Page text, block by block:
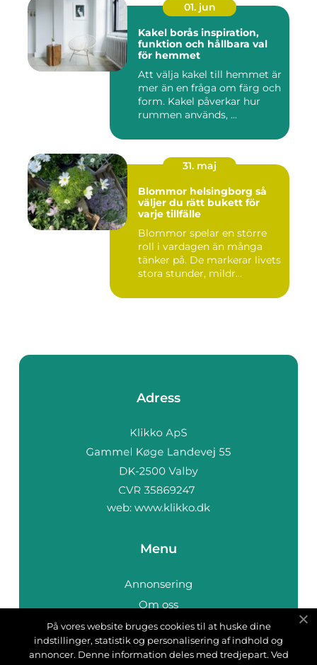
01. jun
Kakel borås inspiration,
funktion och hållbara val
för hemmet
Att välja kakel till hemmet är
mer än en fråga om färg och
form. Kakel påverkar hur
rummen används, ...
31. maj
Blommor helsingborg så
väljer du rätt bukett för
varje tillfälle
Blommor spelar en större
roll i vardagen än många
tänker på. De markerar livets
stora stunder, mildr...
Adress
web: www.klikko.dk
Menu
Annonsering
Om oss
Cookies
Kontakta oss
På vores website bruges cookies til at huske dine
indstillinger, statistik og personalisering af indhold og
annoncer. Denne information deles med tredjepart. Ved